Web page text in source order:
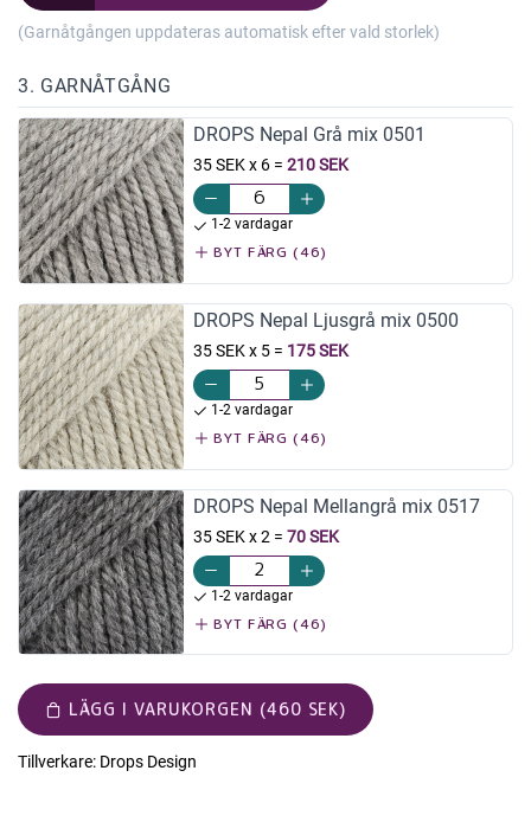
(Garnåtgången uppdateras automatisk efter vald storlek)
3. GARNÅTGÅNG
DROPS Nepal Grå mix 0501
35 SEK x 6= 210 SEK
1-2 vardagar
BYT FÄRG (46)
DROPS Nepal Ljusgrå mix 0500
35 SEK x 5= 175 SEK
1-2 vardagar
BYT FÄRG (46)
DROPS Nepal Mellangrå mix 0517
35 SEK x 2 = 70 SEK
1-2 vardagar
BYT FÄRG (46)
LÄGG I VARUKORGEN (460 SEK)
Tillverkare: Drops Design